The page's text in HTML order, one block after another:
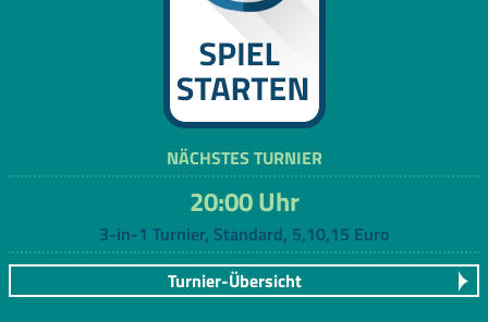
NÄCHSTES TURNIER
20:00 Uhr
3-in-1 Turnier, Standard, 5,10,15 Euro
Turnier-Übersicht